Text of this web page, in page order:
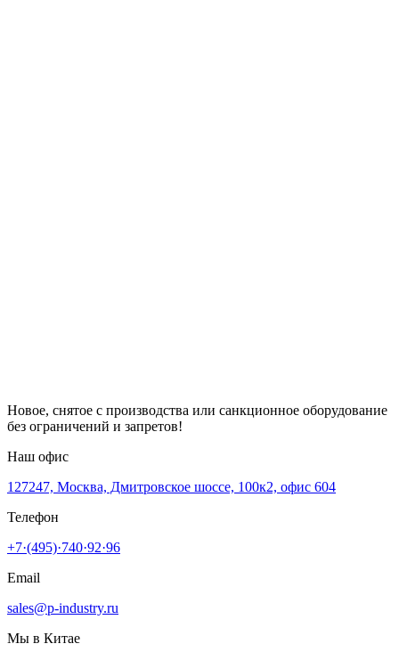
Новое, снятое с производства или санкционное оборудование
без ограничений и запретов!
Наш офис
127247, Москва, Дмитровское шоссе, 100к2, офис 604
Телефон
+7·(495)·740·92·96
Email
sales@p-industry.ru
Мы в Китае